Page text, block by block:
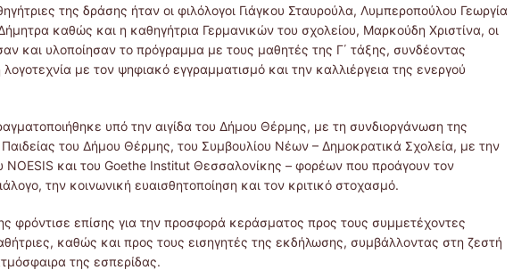
της δράσης ήταν οι φιλόλογοι Γιάγκου Σταυρούλα, Λυμπεροπούλου Γεωργία
καθώς και η καθηγήτρια Γερμανικών του σχολείου, Μαρκούδη Χριστίνα, οι
και υλοποίησαν το πρόγραμμα με τους μαθητές της Γ΄ τάξης, συνδέοντας
λογοτεχνία με τον ψηφιακό εγγραμματισμό και την καλλιέργεια της ενεργού
υπό την αιγίδα του Δήμου Θέρμης, με τη συνδιοργάνωση της
Παιδείας του Δήμου Θέρμης, του Συμβουλίου Νέων – Δημοκρατικά Σχολεία, με την
NOESIS και του Goethe Institut Θεσσαλονίκης – φορέων που προάγουν τον
την κοινωνική ευαισθητοποίηση και τον κριτικό στοχασμό.
φρόντισε επίσης για την προσφορά κεράσματος προς τους συμμετέχοντες
καθώς και προς τους εισηγητές της εκδήλωσης, συμβάλλοντας στη ζεστή
της εσπερίδας.